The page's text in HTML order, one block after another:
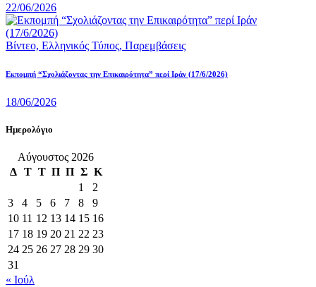
22/06/2026
Βίντεο, Ελληνικός Τύπος, Παρεμβάσεις
Εκπομπή “Σχολιάζοντας την Επικαιρότητα” περί Ιράν (17/6/2026)
18/06/2026
Ημερολόγιο
Αύγουστος 2026
Δ Τ Τ Π Π Σ Κ
1
2
3
4 5 6 7 8
9
10 11 12 13 14 15 16
17 18 19 20 21 22 23
24 25 26 27 28 29 30
31
« Ιούλ